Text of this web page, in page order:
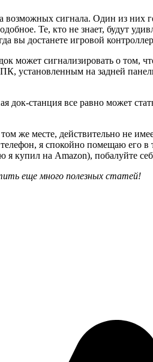
сигнала. Один из
Те, кто не знает, будут
вы достанете игровой
может сигнализировать о том,
на задней
док-станция все равно может
же месте, действительно не
я спокойно помещаю его
я купил на Amazon), побалуйте
еще много полезных статей!